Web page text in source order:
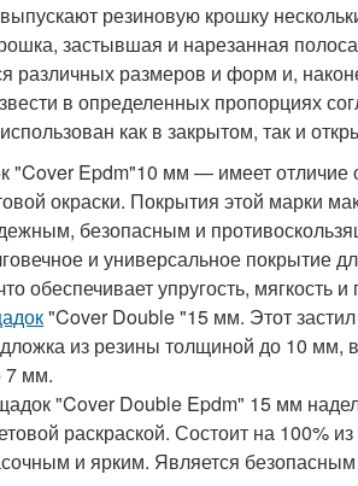
резиновую крошку
застывшая и нарезанная
различных размеров и форм и,
в определенных пропорциях
как в закрытом, так и
"Cover Epdm"10 мм — имеет отличие
окраски. Покрытия этой марки
безопасным и
и универсальное покрытие
обеспечивает упругость, мягкость
"Cover Double "15 мм. Этот
из резины толщиной до 10 мм,
7 мм.
"Cover Double Epdm" 15 мм
раскраской. Состоит на 100%
и ярким. Является